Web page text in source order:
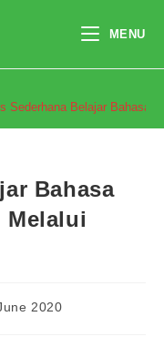
MENU
Sederhana Belajar Bahasa
Bahasa
Melalui
2020